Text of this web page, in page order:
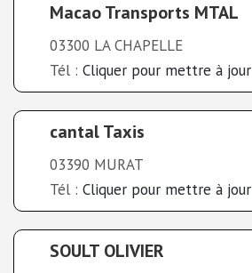
Macao Transports MTAL
03300 LA CHAPELLE
Tél : Cliquer pour mettre à jour
cantal Taxis
03390 MURAT
Tél : Cliquer pour mettre à jour
SOULT OLIVIER